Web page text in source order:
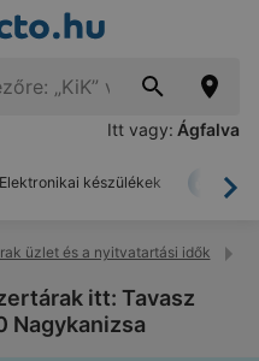
Itt vagy: Ágfalva
Elektronikai készülékek
üzlet és a nyitvatartási idők
itt: Tavasz
Nagykanizsa